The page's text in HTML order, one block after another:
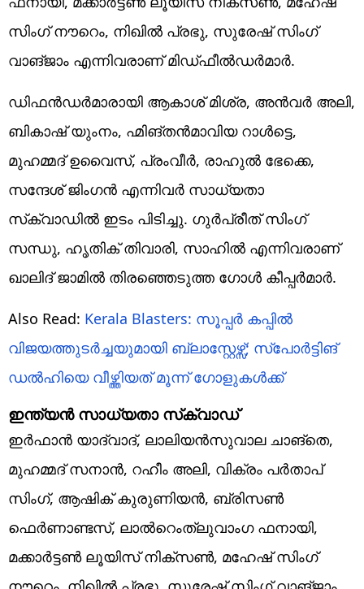
സിംഗ് നൗറെം, നിഖിൽ പ്രഭു, സുരേഷ് സിംഗ്
വാങ്ജാം എന്നിവരാണ് മിഡ്ഫീല്‍ഡര്‍മാര്‍.
ഡിഫൻഡർമാരായി ആകാശ് മിശ്ര, അൻവർ അലി,
ബികാഷ് യുംനം, ഹ്മിങ്തൻമാവിയ റാൾട്ടെ,
മുഹമ്മദ് ഉവൈസ്, പ്രംവീർ, രാഹുൽ ഭേക്കെ,
സന്ദേശ് ജിംഗൻ എന്നിവര്‍ സാധ്യതാ
സ്‌ക്വാഡില്‍ ഇടം പിടിച്ചു. ഗുർപ്രീത് സിംഗ്
സന്ധു, ഹൃതിക് തിവാരി, സാഹിൽ എന്നിവരാണ്
ഖാലിദ് ജാമില്‍ തിരഞ്ഞെടുത്ത ഗോള്‍ കീപ്പര്‍മാര്‍.
Also Read: Kerala Blasters: സൂപ്പർ കപ്പിൽ
വിജയത്തുടർച്ചയുമായി ബ്ലാസ്റ്റേഴ്സ്; സ്പോർട്ടിങ്
ഡൽഹിയെ വീഴ്ത്തിയത് മൂന്ന് ഗോളുകൾക്ക്
ഇന്ത്യന്‍ സാധ്യതാ സ്‌ക്വാഡ്‌
ഇർഫാൻ യാദ്വാദ്, ലാലിയൻസുവാല ചാങ്‌തെ,
മുഹമ്മദ് സനാന്‍, റഹീം അലി, വിക്രം പർതാപ്
സിംഗ്, ആഷിക് കുരുണിയൻ, ബ്രിസൺ
ഫെർണാണ്ടസ്, ലാൽറെംത്ലുവാംഗ ഫനായി,
മക്കാർട്ടൺ ലൂയിസ് നിക്സൺ, മഹേഷ് സിംഗ്